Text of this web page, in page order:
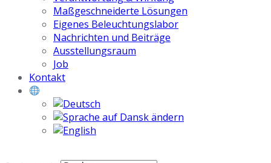
Maßgeschneiderte Lösungen
Eigenes Beleuchtungslabor
Nachrichten und Beiträge
Ausstellungsraum
Job
Kontakt